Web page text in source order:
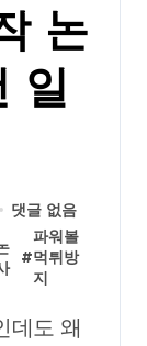
논
일
댓글 없음
#
파워볼
먹튀방
지